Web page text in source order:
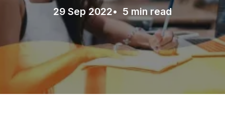
29 Sep 2022• 5 min read